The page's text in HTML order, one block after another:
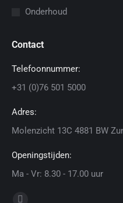
Onderhoud
Contact
Telefoonnummer:
+31 (0)76 501 5000
Adres:
Molenzicht 13C 4881 BW
Openingstijden:
Ma - Vr: 8.30 - 17.00 uur
Vind ons op: